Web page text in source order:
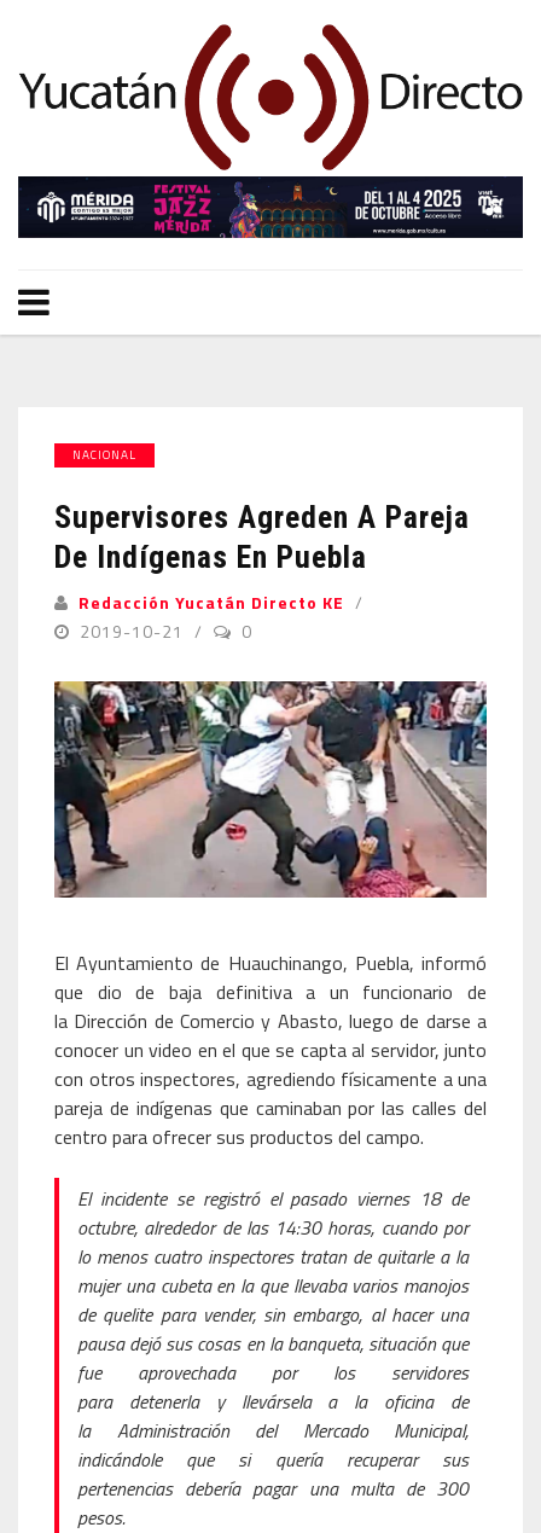
NACIONAL
Supervisores Agreden A Pareja
De Indígenas En Puebla
Redacción Yucatán Directo KE
2019-10-21
0
El Ayuntamiento de Huauchinango, Puebla, informó
que dio de baja definitiva a un funcionario de
la Dirección de Comercio y Abasto, luego de darse a
conocer un video en el que se capta al servidor, junto
con otros inspectores, agrediendo físicamente a una
pareja de indígenas que caminaban por las calles del
centro para ofrecer sus productos del campo.
El incidente se registró el pasado viernes 18 de
octubre, alrededor de las 14:30 horas, cuando por
lo menos cuatro inspectores tratan de quitarle a la
mujer una cubeta en la que llevaba varios manojos
de quelite para vender, sin embargo, al hacer una
pausa dejó sus cosas en la banqueta, situación que
fue aprovechada por los servidores
para detenerla y llevársela a la oficina de
la Administración del Mercado Municipal,
indicándole que si quería recuperar sus
pertenencias debería pagar una multa de 300
pesos.